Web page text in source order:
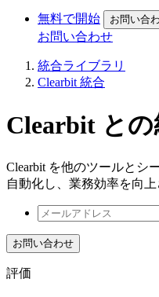
無料で開始 お問い合
お問い合わせ
統合ライブラリ
Clearbit 統合
Clearbit と
Clearbit を他のツールとシ
自動化し、業務効率を向上
お問い合わせ
評価